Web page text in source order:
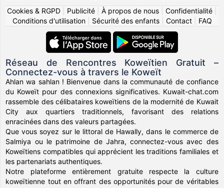
Cookies & RGPD
Publicité À propos de nous Confidentialité
Conditions d'utilisation| Sécurité des enfants| Contact| FAQ
Réseau de Rencontres Koweïtien Gratuit –
Connectez-vous à travers le Koweït
Ahlan wa sahlan ! Bienvenue dans la communauté de confiance
du Koweït pour des connexions significatives. Kuwait-chat.com
rassemble des célibataires koweïtiens de la modernité de Kuwait
City aux quartiers traditionnels, favorisant des relations
enracinées dans des valeurs partagées.
Que vous soyez sur le littoral de Hawally, dans le commerce de
Salmiya ou le patrimoine de Jahra, connectez-vous avec des
Koweïtiens compatibles qui apprécient les traditions familiales et
les partenariats authentiques.
Notre plateforme entièrement gratuite respecte la culture
koweïtienne tout en offrant des opportunités pour de véritables